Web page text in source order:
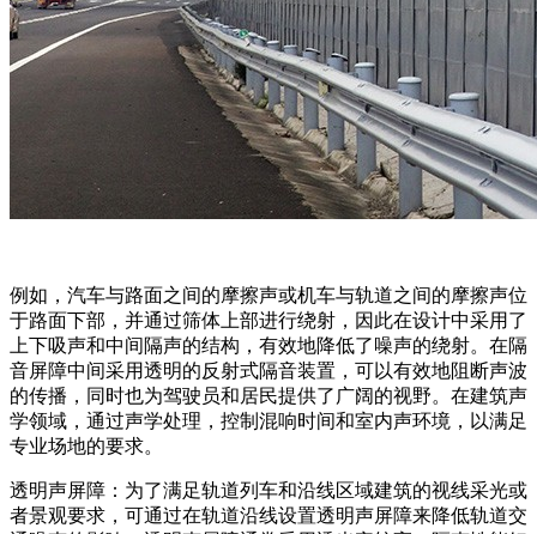
例如，汽车与路面之间的摩擦声或机车与轨道之间的摩擦声位
于路面下部，并通过筛体上部进行绕射，因此在设计中采用了
上下吸声和中间隔声的结构，有效地降低了噪声的绕射。在隔
音屏障中间采用透明的反射式隔音装置，可以有效地阻断声波
的传播，同时也为驾驶员和居民提供了广阔的视野。在建筑声
学领域，通过声学处理，控制混响时间和室内声环境，以满足
专业场地的要求。
透明声屏障：为了满足轨道列车和沿线区域建筑的视线采光或
者景观要求，可通过在轨道沿线设置透明声屏障来降低轨道交